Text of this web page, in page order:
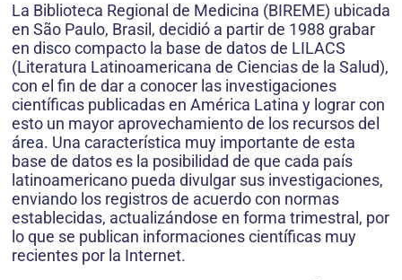
La Biblioteca Regional de Medicina (BIREME) ubicada
en São Paulo, Brasil, decidió a partir de 1988 grabar
en disco compacto la base de datos de LILACS
(Literatura Latinoamericana de Ciencias de la Salud),
con el fin de dar a conocer las investigaciones
científicas publicadas en América Latina y lograr con
esto un mayor aprovechamiento de los recursos del
área. Una característica muy importante de esta
base de datos es la posibilidad de que cada país
latinoamericano pueda divulgar sus investigaciones,
enviando los registros de acuerdo con normas
establecidas, actualizándose en forma trimestral, por
lo que se publican informaciones científicas muy
recientes por la Internet.